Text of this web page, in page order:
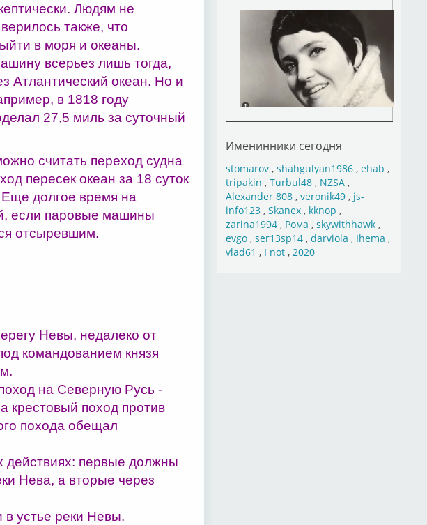
Людям не
также, что
в моря и океаны.
всерьез лишь тогда,
Атлантический океан. Но и
в 1818 году
27,5 миль за суточный
считать переход судна
пересек океан за 18 суток
Еще долгое время на
если паровые машины
отсыревшим.
Невы, недалеко от
командованием князя
на Северную Русь -
крестовый поход против
похода обещал
первые должны
Нева, а вторые через
устье реки Невы.
Именинники сегодня
stomarov, shahgulyan1986, ehab ,
tripakin , Turbul48, NZSA,
Alexander 808, veronik49, js-
info123, Skanex, kknop ,
zarina1994, Рома , skywithhawk,
evgo, ser13sp14, darviola , Ihema ,
vlad61 , I not, 2020